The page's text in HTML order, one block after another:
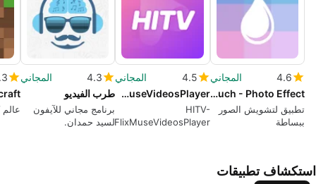
4.6
المجاني
Blurry Touch - Photo Effect
تطبيق لتشويش الصور
ببساطة
4.5
المجاني
HITV-FlixMuseVideosPlayer
HITV-
FlixMuseVideosPlayer:
4.3
المجاني
طرب الفيديو
برنامج مجاني للآيفون
لسيد حمدان.
استكشاف تطبيقات